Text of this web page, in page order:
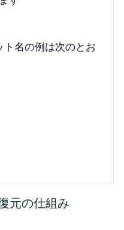
名の例は次のとお
元の仕組み